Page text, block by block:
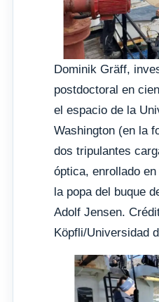
Dominik Gräff,
postdoctoral en
el espacio de la
Washington (en la
dos tripulantes
óptica, enrollado
la popa del buque
Adolf Jensen.
Köpfli/Universidad